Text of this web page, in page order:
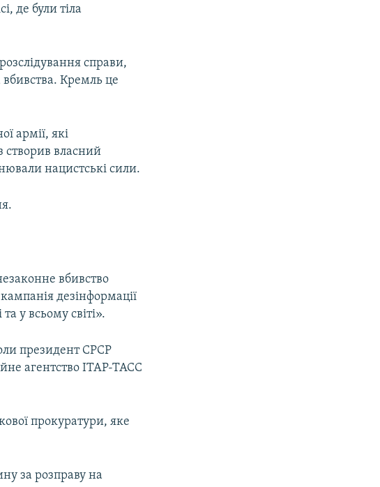
де були тіла
справи,
вбивства. Кремль це
армії, які
створив власний
нацистські сили.
вбивство
дезінформації
у всьому світі».
президент СРСР
агентство ІТАР-ТАСС
прокуратури, яке
за розправу на